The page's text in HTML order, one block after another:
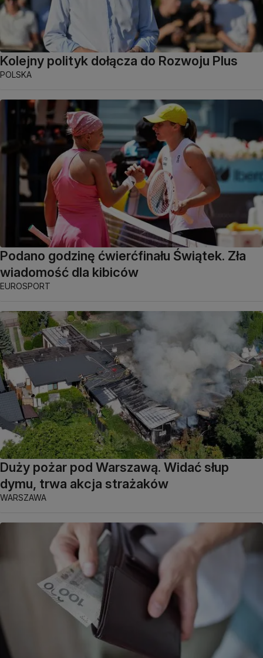
Kolejny polityk dołącza do Rozwoju Plus
POLSKA
Podano godzinę ćwierćfinału Świątek. Zła
wiadomość dla kibiców
EUROSPORT
Duży pożar pod Warszawą. Widać słup
dymu, trwa akcja strażaków
WARSZAWA